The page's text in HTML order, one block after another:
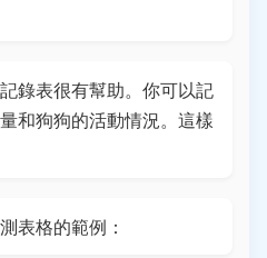
錄表很有幫助。你可以記
和狗狗的活動情況。這樣
表格的範例：